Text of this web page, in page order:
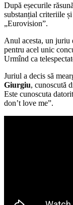
După eșecurile
substanțial criteriile
„Eurovision”.
Anul acesta, un juriu
pentru acel unic
Urmînd ca
Juriul a decis să
Giurgiu, cunoscută
Este cunoscuta
don’t love me”.